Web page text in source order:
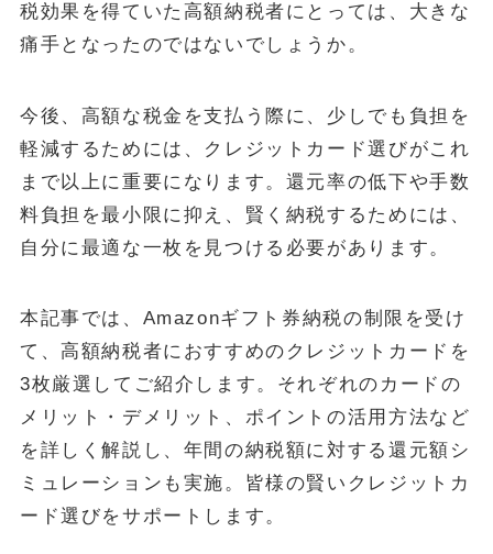
April 13, 2026 シニア
POPULAR
October 1, 2024 お金
【失敗しない】FIRE達成に必要な金額はいくら？リアルな目標額
と「4%ルール」の落とし穴を解説
新NISA【月10万・20万・30万積立】20年後の資産額シミュレー
ションと年代別・目標別運用戦略(2025年最新)
June 23, 2025 お金
【2025年最新版】「103万円の壁」は「160万円の壁」へ！どう
変わる？パート・主婦必見、税金と社会保険の賢い働き方完全ガ
イド
税効果を得ていた高額納税者にとっては、大きな
痛手となったのではないでしょうか。
今後、高額な税金を支払う際に、少しでも負担を
軽減するためには、クレジットカード選びがこれ
まで以上に重要になります。還元率の低下や手数
料負担を最小限に抑え、賢く納税するためには、
自分に最適な一枚を見つける必要があります。
本記事では、Amazonギフト券納税の制限を受け
て、高額納税者におすすめのクレジットカードを
3枚厳選してご紹介します。それぞれのカードの
メリット・デメリット、ポイントの活用方法など
を詳しく解説し、年間の納税額に対する還元額シ
ミュレーションも実施。皆様の賢いクレジットカ
ード選びをサポートします。